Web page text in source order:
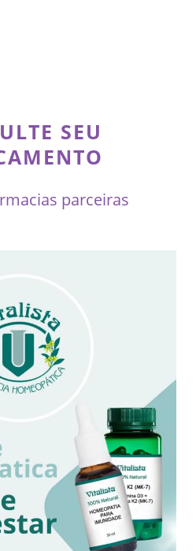
SEU
parceiras